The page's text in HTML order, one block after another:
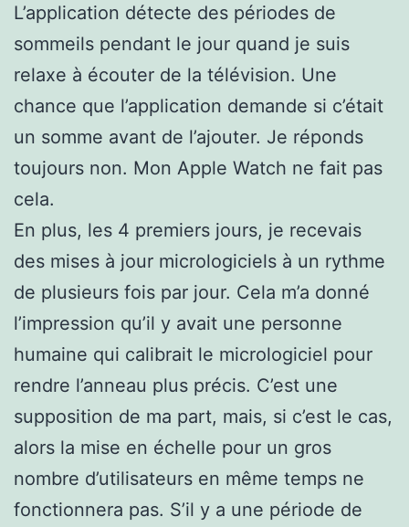
L’application détecte des périodes de
sommeils pendant le jour quand je suis
relaxe à écouter de la télévision. Une
chance que l’application demande si c’était
un somme avant de l’ajouter. Je réponds
toujours non. Mon Apple Watch ne fait pas
cela.
En plus, les 4 premiers jours, je recevais
des mises à jour micrologiciels à un rythme
de plusieurs fois par jour. Cela m’a donné
l’impression qu’il y avait une personne
humaine qui calibrait le micrologiciel pour
rendre l’anneau plus précis. C’est une
supposition de ma part, mais, si c’est le cas,
alors la mise en échelle pour un gros
nombre d’utilisateurs en même temps ne
fonctionnera pas. S’il y a une période de